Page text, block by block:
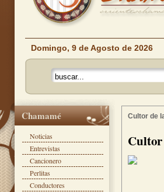
Domingo, 9 de Agosto de 2026
Cultor de
Cultor
Chamamé
Noticias
Entrevistas
Cancionero
Perlitas
Conductores